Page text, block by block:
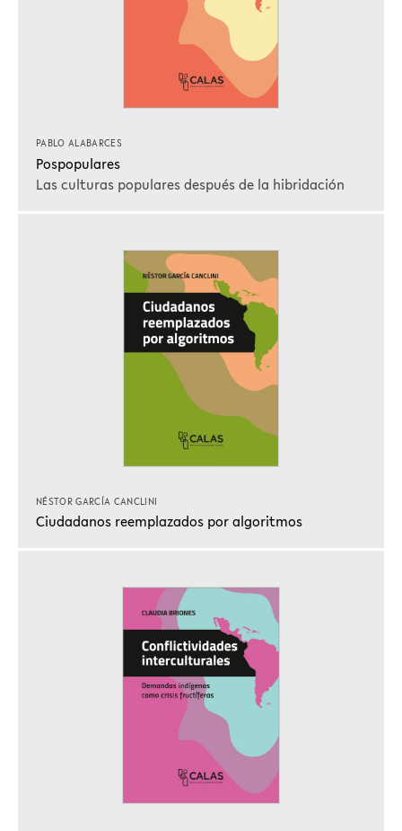
PABLO ALABARCES
Pospopulares
Las culturas populares después de la hibridación
NÉSTOR GARCÍA CANCLINI
Ciudadanos reemplazados por algoritmos